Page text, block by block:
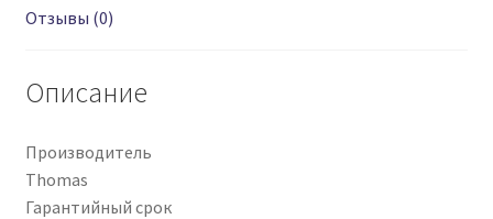
Отзывы (0)
Описание
Производитель
Thomas
Гарантийный срок